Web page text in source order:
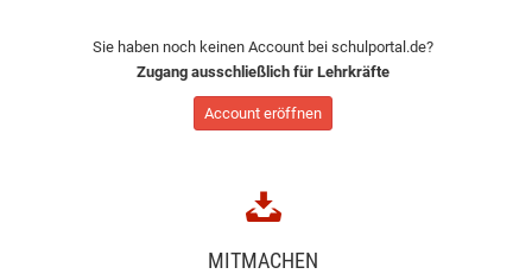
Sie haben noch keinen Account bei schulportal.de?
Zugang ausschließlich für Lehrkräfte
Account eröffnen
MITMACHEN